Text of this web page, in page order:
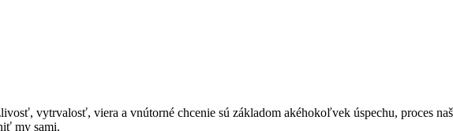
vytrvalosť, viera a vnútorné chcenie sú základom akéhokoľvek úspechu, proces
my sami.